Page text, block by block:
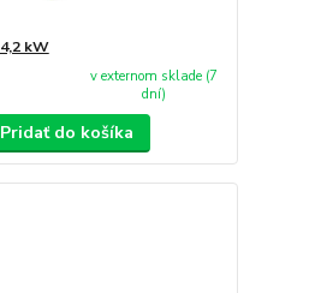
kW
v externom sklade (7
dní)
Pridať do košíka